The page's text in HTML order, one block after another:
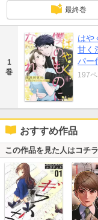
最終巻
1
巻
はや
甘く
パー
197
おすすめ作品
この作品を見た人はコチ